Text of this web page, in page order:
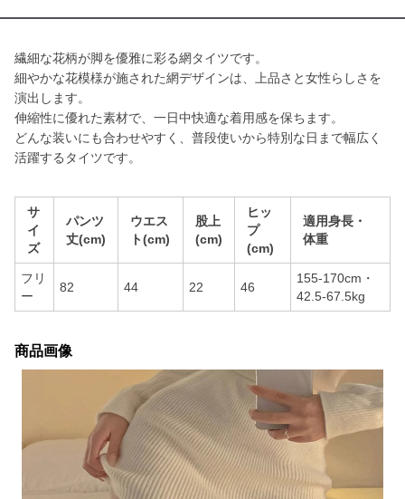
繊細な花柄が脚を優雅に彩る網タイツです。
細やかな花模様が施された網デザインは、上品さと女性らしさを
演出します。
伸縮性に優れた素材で、一日中快適な着用感を保ちます。
どんな装いにも合わせやすく、普段使いから特別な日まで幅広く
活躍するタイツです。
サ
イ
ズ
パンツ
丈(cm)
ウエス
ト(cm)
股上
(cm)
ヒッ
プ
(cm)
適用身長・
体重
フリ
ー
82 44 22 46
155-170cm・
42.5-67.5kg
商品画像